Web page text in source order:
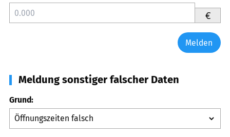
€
Melden
Meldung sonstiger falscher Daten
Grund: